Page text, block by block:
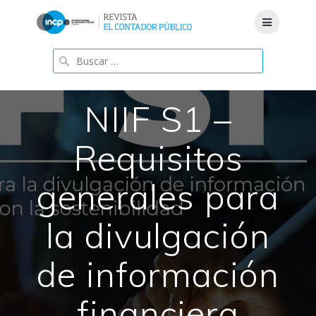
al
NIIF S1 –
Requisitos
generales para
la divulgación
de información